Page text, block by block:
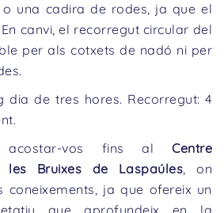
una cadira de rodes, ja que el
canvi, el recorregut circular del
per als cotxets de nadó ni per
dia de tres hores. Recorregut: 4
acostar-vos fins al Centre
les Bruixes de Laspaúles, on
coneixements, ja que ofereix un